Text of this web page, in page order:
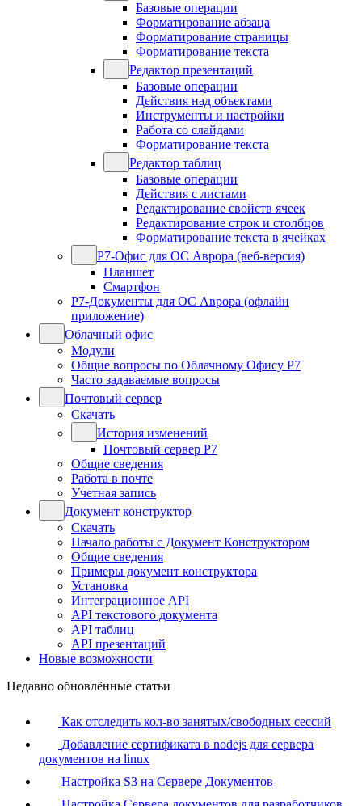
Базовые операции
Форматирование абзаца
Форматирование страницы
Форматирование текста
Редактор презентаций
Базовые операции
Действия над объектами
Инструменты и настройки
Работа со слайдами
Форматирование текста
Редактор таблиц
Базовые операции
Действия с листами
Редактирование свойств ячеек
Редактирование строк и столбцов
Форматирование текста в ячейках
Р7-Офис для ОС Аврора (веб-версия)
Планшет
Смартфон
Р7-Документы для ОС Аврора (офлайн
приложение)
Облачный офис
Модули
Общие вопросы по Облачному Офису Р7
Часто задаваемые вопросы
Почтовый сервер
Скачать
История изменений
Почтовый сервер Р7
Общие сведения
Работа в почте
Учетная запись
Документ конструктор
Скачать
Начало работы с Документ Конструктором
Общие сведения
Примеры документ конструктора
Установка
Интеграционное API
API текстового документа
API таблиц
API презентаций
Новые возможности
Недавно обновлённые статьи
Как отследить кол-во занятых/свободных сессий
Добавление сертификата в nodejs для сервера
документов на linux
Настройка S3 на Сервере Документов